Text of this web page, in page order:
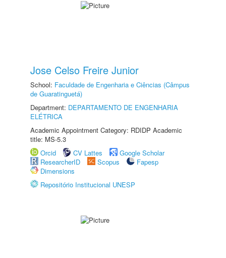
Jose Celso Freire Junior
School: Faculdade de Engenharia e Ciências (Câmpus
de Guaratinguetá)
Department: DEPARTAMENTO DE ENGENHARIA
ELÉTRICA
Academic Appointment Category: RDIDP Academic
title: MS-5.3
Orcid
CV Lattes
Google Scholar
ResearcherID
Scopus
Fapesp
Dimensions
Repositório Institucional UNESP